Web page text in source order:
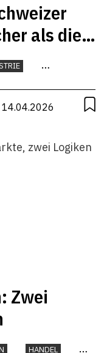
als die
| 14.04.2026
Zwei
HANDEL